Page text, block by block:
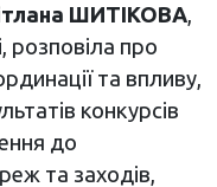
ШИТІКОВА,
розповіла про
та впливу,
конкурсів
до
та заходів,